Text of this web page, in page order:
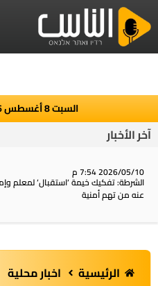
السبت 8 أغسطس 2026
آخر الأخبار
2026/05/10 7:54 م
الشرطة: تفكيك خيمة ‘استقبال‘ لمعلم
عنه من تهم أمنية
الرئيسية اخبار محلية